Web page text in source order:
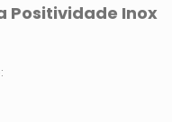
Positividade Inox